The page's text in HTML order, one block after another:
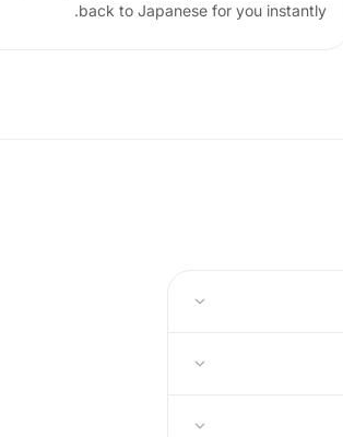
back to Japanese for you instantly.